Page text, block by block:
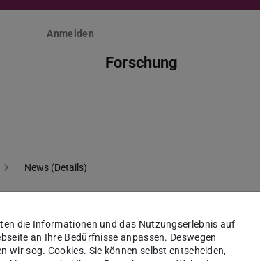
Anmelden
Forschung
News (Details)
11. Dezember
die Informationen und das Nutzungserlebnis auf
an Ihre Bedürfnisse anpassen. Deswegen
wir sog. Cookies. Sie können selbst entscheiden,